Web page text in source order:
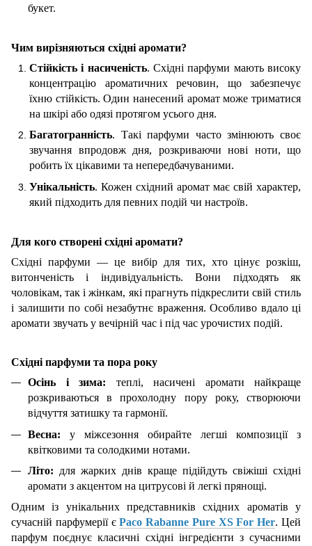
букет.
Чим вирізняються східні аромати?
Стійкість і насиченість. Східні парфуми мають високу
концентрацію ароматичних речовин, що забезпечує
їхню стійкість. Один нанесений аромат може триматися
на шкірі або одязі протягом усього дня.
Багатогранність. Такі парфуми часто змінюють своє
звучання впродовж дня, розкриваючи нові ноти, що
робить їх цікавими та непередбачуваними.
Унікальність. Кожен східний аромат має свій характер,
який підходить для певних подій чи настроїв.
Для кого створені східні аромати?
Східні парфуми — це вибір для тих, хто цінує розкіш,
витонченість і індивідуальність. Вони підходять як
чоловікам, так і жінкам, які прагнуть підкреслити свій стиль
і залишити по собі незабутнє враження. Особливо вдало ці
аромати звучать у вечірній час і під час урочистих подій.
Східні парфуми та пора року
Осінь і зима: теплі, насичені аромати найкраще
розкриваються в прохолодну пору року, створюючи
відчуття затишку та гармонії.
Весна: у міжсезоння обирайте легші композиції з
квітковими та солодкими нотами.
Літо: для жарких днів краще підійдуть свіжіші східні
аромати з акцентом на цитрусові й легкі прянощі.
Одним із унікальних представників східних ароматів у
сучасній парфумерії єPaco Rabanne Pure XS For Her. Цей
парфум поєднує класичні східні інгредієнти з сучасними